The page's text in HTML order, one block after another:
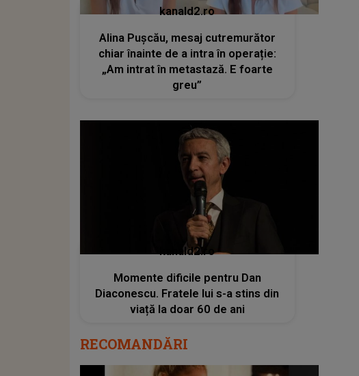
kanald2.ro
Alina Pușcău, mesaj cutremurător
chiar înainte de a intra în operație:
„Am intrat în metastază. E foarte
greu”
kanald2.ro
Momente dificile pentru Dan
Diaconescu. Fratele lui s-a stins din
viață la doar 60 de ani
RECOMANDĂRI